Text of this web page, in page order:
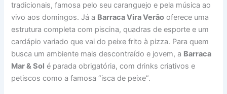
tradicionais, famosa pelo seu caranguejo e pela música ao
vivo aos domingos. Já a Barraca Vira Verão oferece uma
estrutura completa com piscina, quadras de esporte e um
cardápio variado que vai do peixe frito à pizza. Para quem
busca um ambiente mais descontraído e jovem, a Barraca
Mar & Sol é parada obrigatória, com drinks criativos e
petiscos como a famosa “isca de peixe”.